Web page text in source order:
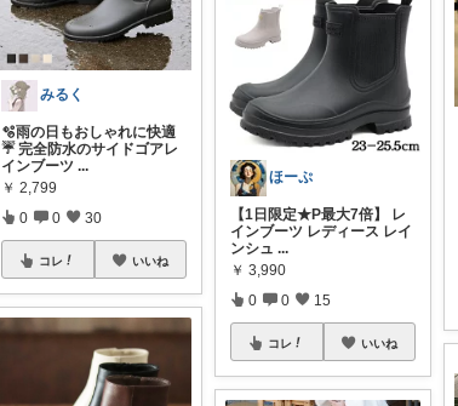
みるく
🫧雨の日もおしゃれに快適
☔️ 完全防水のサイドゴアレ
インブーツ ...
￥ 2,799
0 0 30
コレ いいね
ほーぷ
【1日限定★P最大7倍】 レ
インブーツ レディース レイ
ンシュ ...
￥ 3,990
0 0 15
コレ いいね